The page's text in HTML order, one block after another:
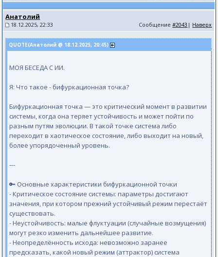
Анатолий
18.12.2025, 22:33 Сообщение#2043 | Наверх
QUOTE(Анатолий @ 18.12.2025, 20:45)
МОЯ БЕСЕДА С ИИ.
Я: Что такое - бифуркационная точка?
Бифуркационная точка — это критический момент в развитии
системы, когда она теряет устойчивость и может пойти по
разным путям эволюции. В такой точке система либо
переходит в хаотическое состояние, либо выходит на новый,
более упорядоченный уровень.
---
🔑 Основные характеристики бифуркационной точки
- Критическое состояние системы: параметры достигают
значения, при котором прежний устойчивый режим перестаёт
существовать.
- Неустойчивость: малые флуктуации (случайные возмущения)
могут резко изменить дальнейшее развитие.
- Неопределённость исхода: невозможно заранее
предсказать, какой новый режим (аттрактор) система